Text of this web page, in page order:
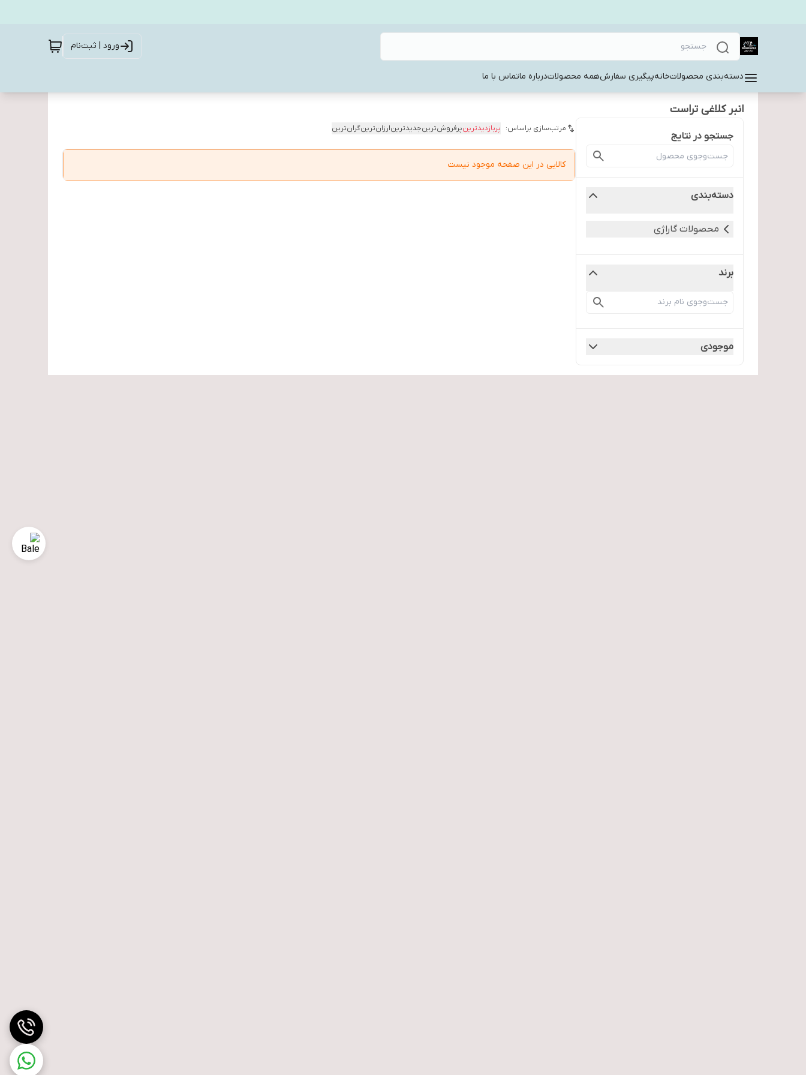
ورود | ثبت‌نام
دسته‌بندی محصولاتخانهپیگیری سفارشهمه محصولاتدرباره ماتماس با ما
انبر کلاغی تراست
جستجو در نتایج
دسته‌بندی
محصولات گاراژی
برند
موجودی
مرتب‌سازی براساس: پربازدیدترینپرفروش‌ترینجدیدترینارزان‌ترینگران‌ترین
کالایی در این صفحه موجود نیست